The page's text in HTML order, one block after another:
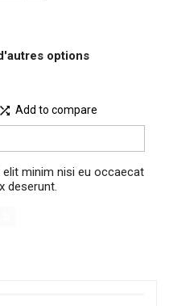
options
 Add to compare
minim nisi eu occaecat
deserunt.